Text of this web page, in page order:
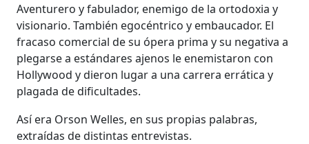
Aventurero y fabulador, enemigo de la ortodoxia y
visionario. También egocéntrico y embaucador. El
fracaso comercial de su ópera prima y su negativa a
plegarse a estándares ajenos le enemistaron con
Hollywood y dieron lugar a una carrera errática y
plagada de dificultades.
Así era Orson Welles, en sus propias palabras,
extraídas de distintas entrevistas.